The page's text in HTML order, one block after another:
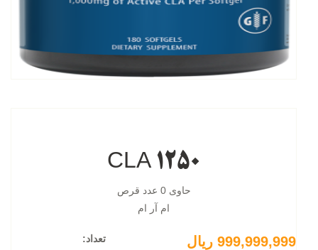
CLA 1250
حاوی 0 عدد قرص
ام آر ام
999,999,999 ریال تعداد: